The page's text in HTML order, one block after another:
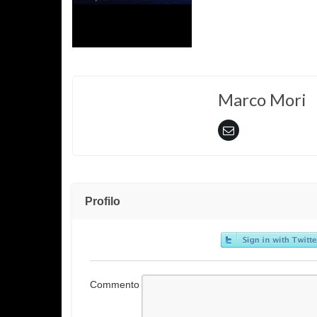
Marco Mori
Profilo
Commento